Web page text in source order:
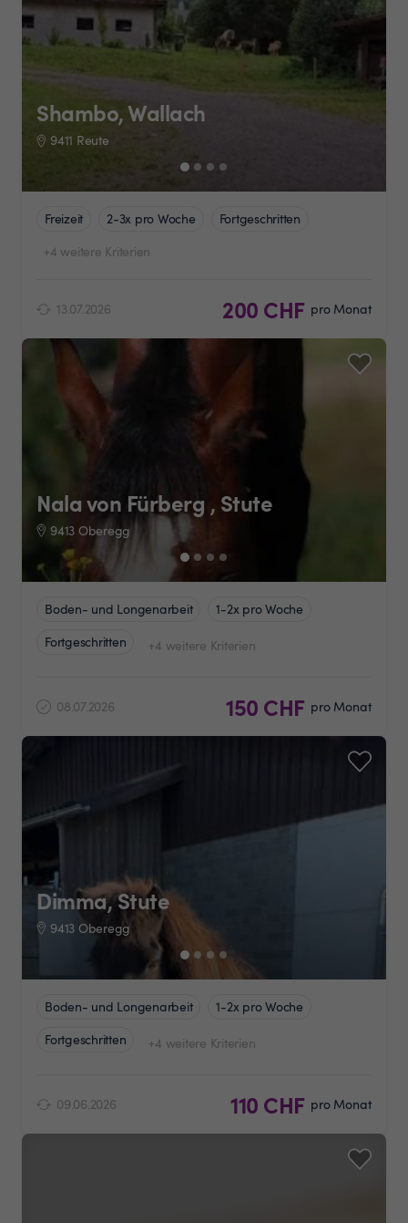
Shambo, Wallach
9411 Reute
Freizeit 2-3x pro Woche
Fortgeschritten
+4 weitere Kriterien
13.07.2026 200 CHF pro Monat
Nala von Fürberg , Stute
9413 Oberegg
Boden- und Longenarbeit
1-2x pro Woche
Fortgeschritten
+4 weitere Kriterien
08.07.2026 150 CHF pro Monat
Dimma, Stute
9413 Oberegg
Boden- und Longenarbeit
1-2x pro Woche
Fortgeschritten
+4 weitere Kriterien
09.06.2026 110 CHF pro Monat